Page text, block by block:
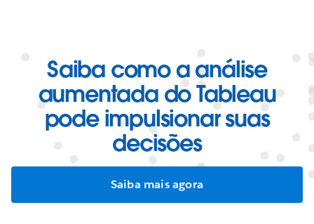
Saiba como a análise
aumentada do Tableau
pode impulsionar suas
decisões
Saiba mais agora